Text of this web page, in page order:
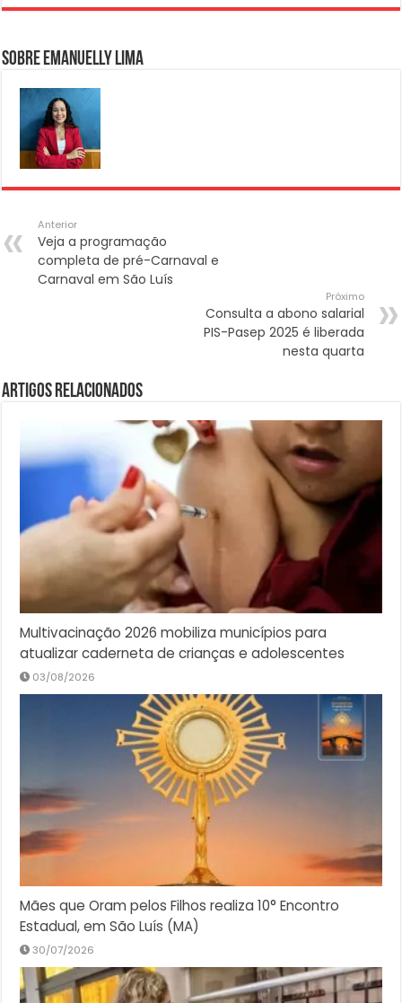
Sobre Emanuelly Lima
Anterior
Veja a programação
completa de pré-Carnaval e
Carnaval em São Luís
Próximo
Consulta a abono salarial
PIS-Pasep 2025 é liberada
nesta quarta
Artigos Relacionados
Multivacinação 2026 mobiliza municípios para
atualizar caderneta de crianças e adolescentes
03/08/2026
Mães que Oram pelos Filhos realiza 10° Encontro
Estadual, em São Luís (MA)
30/07/2026